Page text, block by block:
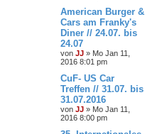
American Burger &
Cars am Franky's
Diner // 24.07. bis
24.07
von JJ » Mo Jan 11,
2016 8:01 pm
CuF- US Car
Treffen // 31.07. bis
31.07.2016
von JJ » Mo Jan 11,
2016 8:00 pm